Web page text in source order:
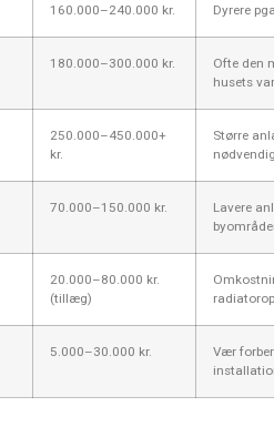
160.000–240.000 kr. Dyrere
180.000–300.000 kr.
Ofte den
husets
250.000–450.000+
kr.
Større
70.000–150.000 kr.
Lavere
20.000–80.000 kr.
(tillæg)
5.000–30.000 kr.
Vær